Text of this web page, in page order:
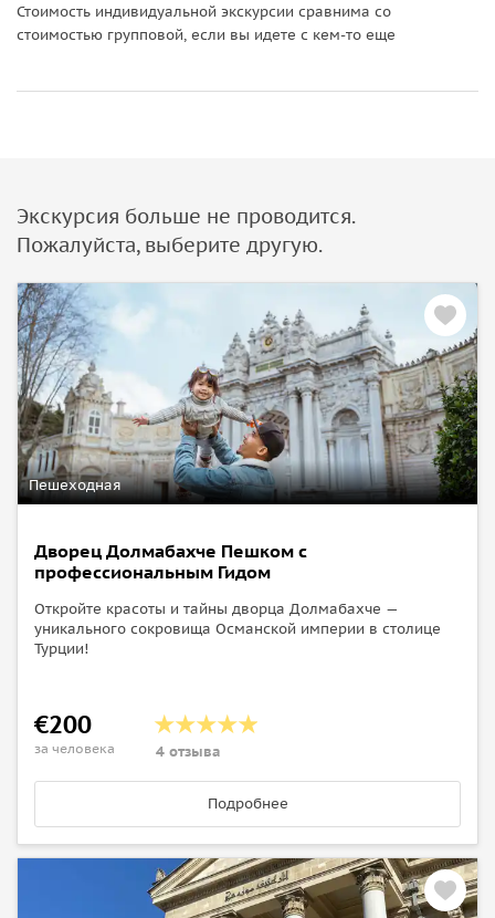
Стоимость индивидуальной экскурсии сравнима со
стоимостью групповой, если вы идете с кем-то еще
Экскурсия больше не проводится.
Пожалуйста, выберите другую.
Пешеходная
Дворец Долмабахче Пешком с
профессиональным Гидом
Откройте красоты и тайны дворца Долмабахче —
уникального сокровища Османской империи в столице
Турции!
€200
за человека 4 отзыва
Подробнее